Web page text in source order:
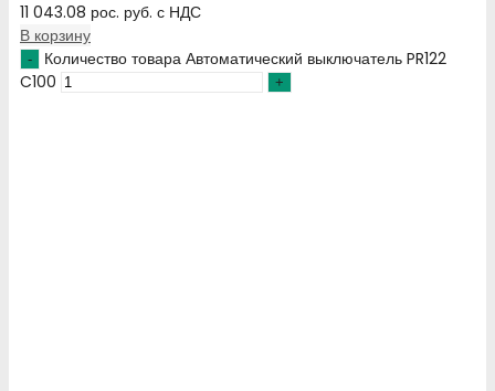
11 043.08 рос. руб. с НДС
В корзину
Количество товара Автоматический выключатель PR122
C100